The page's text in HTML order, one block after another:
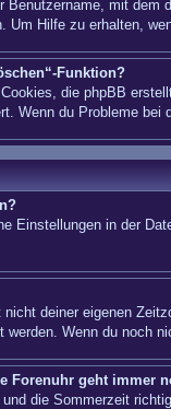
mit
Um Hilfe zu erhalten,
Funktion?
die phpBB
Wenn du Probleme
Einstellungen in der
deiner eigenen
werden. Wenn du noch
Forenuhr geht immer
die Sommerzeit